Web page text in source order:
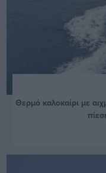
Θερμό καλοκαίρι με